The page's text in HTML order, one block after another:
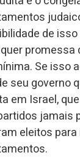
de
promessa
Se isso
seu governo
em Israel,
jamais
eleitos